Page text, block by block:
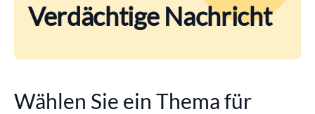
Verdächtige Nachricht
Wählen Sie ein Thema für